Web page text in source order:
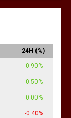
24H (%)
0.90%
0.50%
0.00%
-0.40%